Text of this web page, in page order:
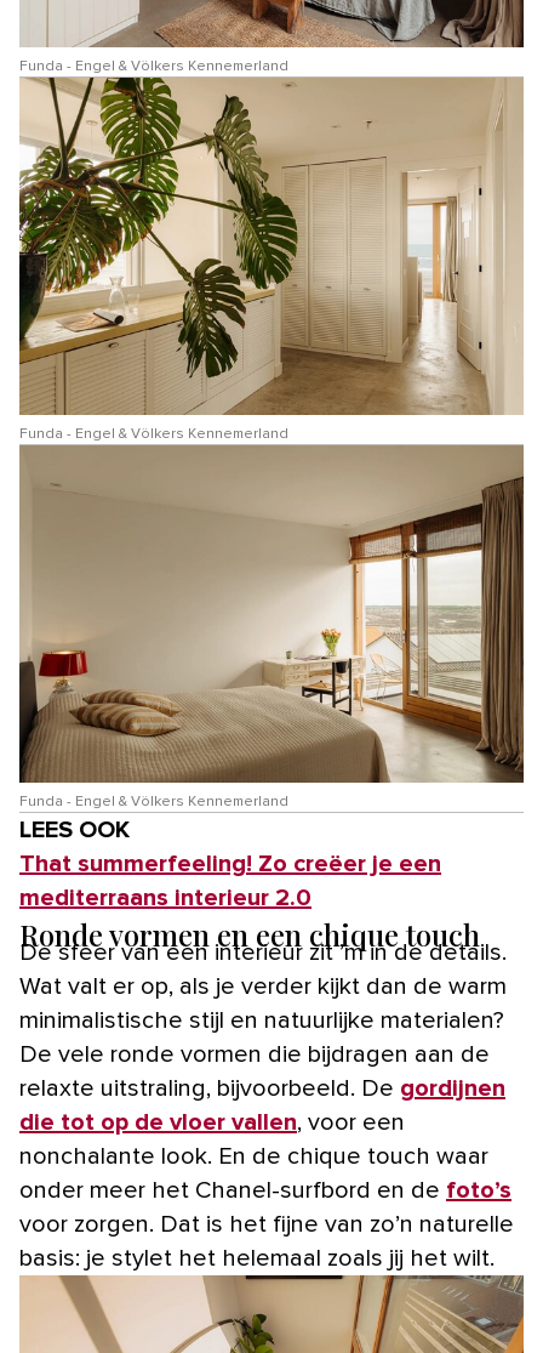
Funda - Engel & Völkers Kennemerland
Funda - Engel & Völkers Kennemerland
Funda - Engel & Völkers Kennemerland
LEES OOK
That summerfeeling! Zo creëer je een
mediterraans interieur 2.0
Ronde vormen en een chique touch
De sfeer van een interieur zit ’m in de details.
Wat valt er op, als je verder kijkt dan de warm
minimalistische stijl en natuurlijke materialen?
De vele ronde vormen die bijdragen aan de
relaxte uitstraling, bijvoorbeeld. De gordijnen
die tot op de vloer vallen, voor een
nonchalante look. En de chique touch waar
onder meer het Chanel-surfbord en de foto’s
voor zorgen. Dat is het fijne van zo’n naturelle
basis: je stylet het helemaal zoals jij het wilt.